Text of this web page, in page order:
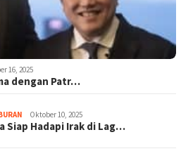
16, 2025
dengan Patr…
Oktober 10, 2025
Siap Hadapi Irak di Lag…